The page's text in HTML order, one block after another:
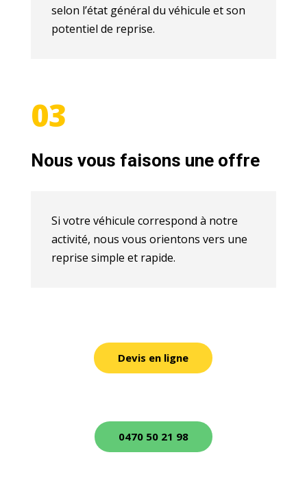
selon l’état général du véhicule et son
potentiel de reprise.
03
Nous vous faisons une offre
Si votre véhicule correspond à notre
activité, nous vous orientons vers une
reprise simple et rapide.
Devis en ligne
0470 50 21 98